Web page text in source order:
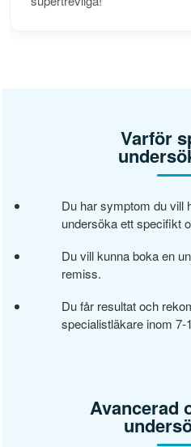
Varför
Du har symptom du vill
undersöka ett specifikt
Du vill kunna boka en
remiss.
Du får resultat och
specialistläkare inom 7-
Avancerad